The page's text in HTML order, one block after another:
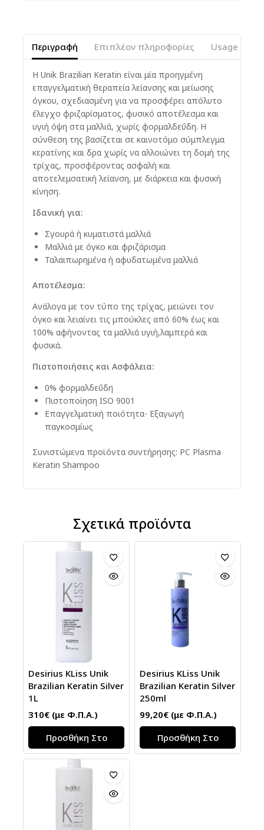
Περιγραφή Επιπλέον πληροφορίες Usage
Η Unik Brazilian Keratin είναι μία προηγμένη
επαγγελματική θεραπεία λείανσης και μείωσης
όγκου, σχεδιασμένη για να προσφέρει απόλυτο
έλεγχο φριζαρίσματος, φυσικό αποτέλεσμα και
υγιή όψη στα μαλλιά, χωρίς φορμαλδεΰδη. Η
σύνθεση της βασίζεται σε καινοτόμο σύμπλεγμα
κερατίνης και δρα χωρίς να αλλοιώνει τη δομή της
τρίχας, προσφέροντας ασφαλή και
αποτελεμσατική λείανση, με διάρκεια και φυσική
κίνηση.
Ιδανική για:
Σγουρά ή κυματιστά μαλλιά
Μαλλιά με όγκο και φριζάρισμα
Ταλαιπωρημένα ή αφυδατωμένα μαλλιά
Αποτέλεσμα:
Ανάλογα με τον τύπο της τρίχας, μειώνει τον
όγκο και λειαίνει τις μπούκλες από 60% έως και
100% αφήνοντας τα μαλλιά υγιή,λαμπερά και
φυσικά.
Πιστοποιήσεις και Ασφάλεια:
0% φορμαλδεΰδη
Πιστοποίηση ISO 9001
Επαγγελματική ποιότητα- Εξαγωγή
παγκοσμίως
Συνιστώμενα προϊόντα συντήρησης: PC Plasma
Keratin Shampoo
Σχετικά προϊόντα
Desirius KLiss Unik
Brazilian Keratin Silver
1L
310€ (με Φ.Π.Α.)
Προσθήκη Στο
Καλάθι
Desirius KLiss Unik
Brazilian Keratin Silver
250ml
99,20€ (με Φ.Π.Α.)
Προσθήκη Στο
Καλάθι